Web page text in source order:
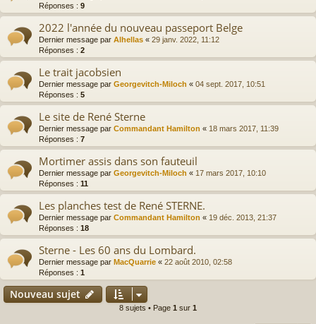
Réponses : 9
2022 l'année du nouveau passeport Belge
Dernier message par Alhellas « 29 janv. 2022, 11:12
Réponses : 2
Le trait jacobsien
Dernier message par Georgevitch-Miloch « 04 sept. 2017, 10:51
Réponses : 5
Le site de René Sterne
Dernier message par Commandant Hamilton « 18 mars 2017, 11:39
Réponses : 7
Mortimer assis dans son fauteuil
Dernier message par Georgevitch-Miloch « 17 mars 2017, 10:10
Réponses : 11
Les planches test de René STERNE.
Dernier message par Commandant Hamilton « 19 déc. 2013, 21:37
Réponses : 18
Sterne - Les 60 ans du Lombard.
Dernier message par MacQuarrie « 22 août 2010, 02:58
Réponses : 1
Nouveau sujet
8 sujets • Page 1 sur 1